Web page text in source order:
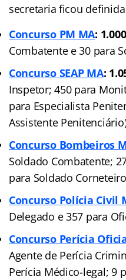
secretaria ficou
Concurso PM MA:
Combatente e 30 para
Concurso SEAP MA:
Inspetor; 450 para
para Especialista
Assistente
Concurso Bombeiros
Soldado Combatente;
para Soldado
Concurso Polícia Civil
Delegado e 357 para
Concurso Perícia
Agente de Perícia
Perícia Médico-legal; 9